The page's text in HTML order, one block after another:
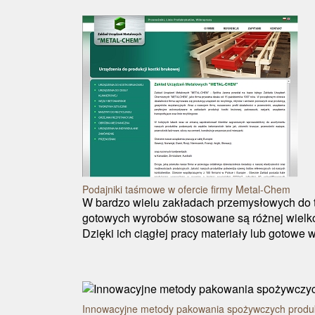
Podajniki taśmowe w ofercie firmy Metal-Chem
W bardzo wielu zakładach przemysłowych
gotowych wyrobów stosowane są różnej
Dzięki ich ciągłej pracy materiały lub gotowe
Innowacyjne metody pakowania spożywczych